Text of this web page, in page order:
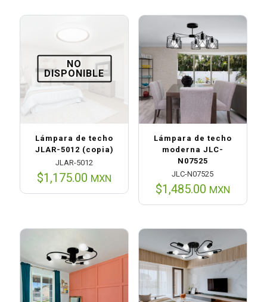
NO
DISPONIBLE
Lámpara de techo
JLAR-5012 (copia)
JLAR-5012
$1,175.00 MXN
Lámpara de techo
moderna JLC-
N07525
JLC-N07525
$1,485.00 MXN